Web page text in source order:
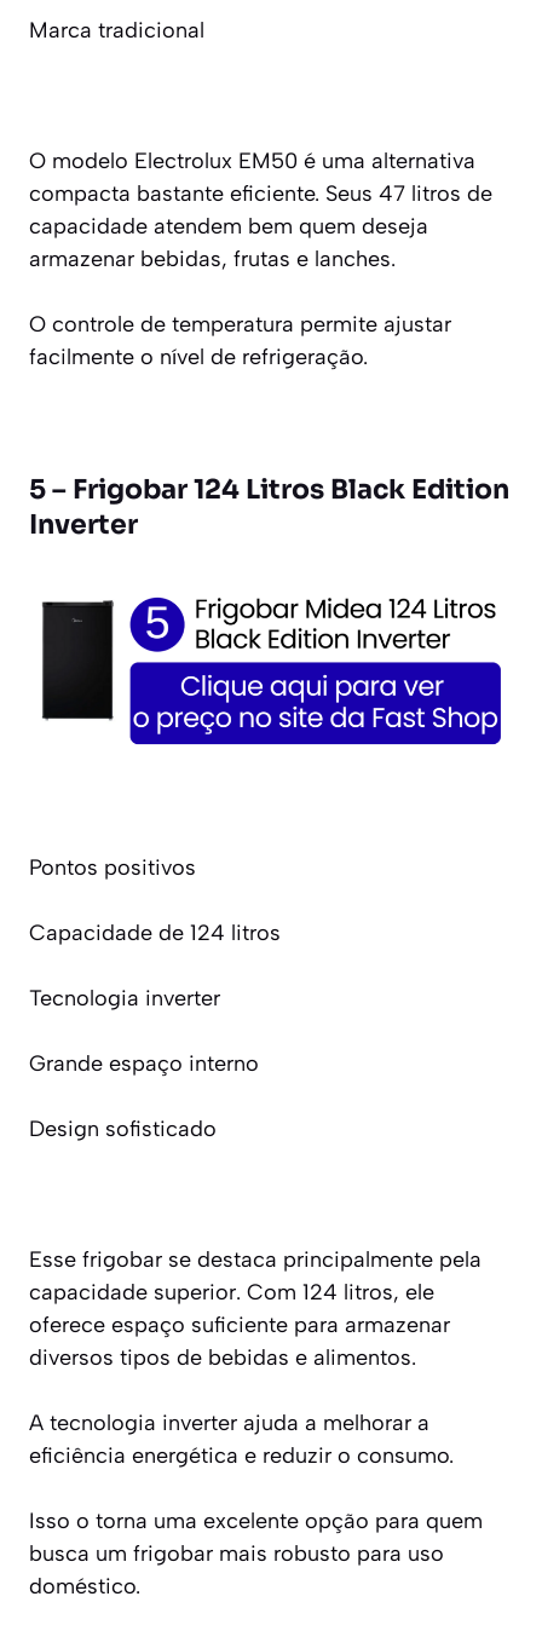
Marca tradicional
O modelo Electrolux EM50 é uma alternativa
compacta bastante eficiente. Seus 47 litros de
capacidade atendem bem quem deseja
armazenar bebidas, frutas e lanches.
O controle de temperatura permite ajustar
facilmente o nível de refrigeração.
5 – Frigobar 124 Litros Black Edition
Inverter
Pontos positivos
Capacidade de 124 litros
Tecnologia inverter
Grande espaço interno
Design sofisticado
Esse frigobar se destaca principalmente pela
capacidade superior. Com 124 litros, ele
oferece espaço suficiente para armazenar
diversos tipos de bebidas e alimentos.
A tecnologia inverter ajuda a melhorar a
eficiência energética e reduzir o consumo.
Isso o torna uma excelente opção para quem
busca um frigobar mais robusto para uso
doméstico.